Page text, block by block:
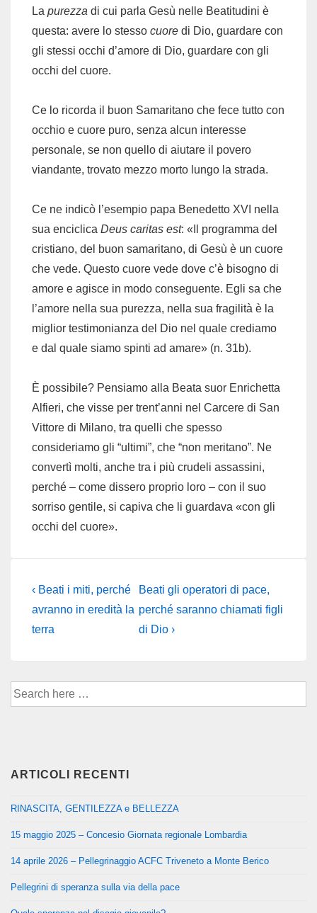
La purezza di cui parla Gesù nelle Beatitudini è
questa: avere lo stesso cuore di Dio, guardare con
gli stessi occhi d’amore di Dio, guardare con gli
occhi del cuore.
Ce lo ricorda il buon Samaritano che fece tutto con
occhio e cuore puro, senza alcun interesse
personale, se non quello di aiutare il povero
viandante, trovato mezzo morto lungo la strada.
Ce ne indicò l’esempio papa Benedetto XVI nella
sua enciclica Deus caritas est: «Il programma del
cristiano, del buon samaritano, di Gesù è un cuore
che vede. Questo cuore vede dove c’è bisogno di
amore e agisce in modo conseguente. Egli sa che
l’amore nella sua purezza, nella sua fragilità è la
miglior testimonianza del Dio nel quale crediamo
e dal quale siamo spinti ad amare» (n. 31b).
È possibile? Pensiamo alla Beata suor Enrichetta
Alfieri, che visse per trent’anni nel Carcere di San
Vittore di Milano, tra quelli che spesso
consideriamo gli “ultimi”, che “non meritano”. Ne
convertì molti, anche tra i più crudeli assassini,
perché – come dissero proprio loro – con il suo
sorriso gentile, si capiva che li guardava «con gli
occhi del cuore».
Navigazione
articoli
Previous
Post
is
‹ Beati i miti, perché
avranno in eredità la
terra
Next
Post
is
Beati gli operatori di pace,
perché saranno chiamati figli
di Dio ›
Cerca
per:
ARTICOLI RECENTI
RINASCITA, GENTILEZZA e BELLEZZA
15 maggio 2025 – Concesio Giornata regionale Lombardia
14 aprile 2026 – Pellegrinaggio ACFC Triveneto a Monte Berico
Pellegrini di speranza sulla via della pace